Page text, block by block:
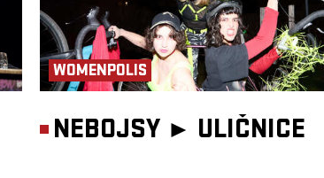
WOMENPOLIS
NEBOJSY ► ULIČNICE